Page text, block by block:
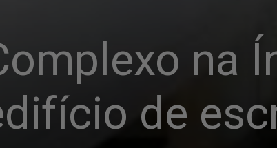
na
de